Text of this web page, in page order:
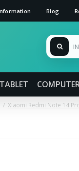
Blog
TABLET
/ Xiaomi Redmi Note 14